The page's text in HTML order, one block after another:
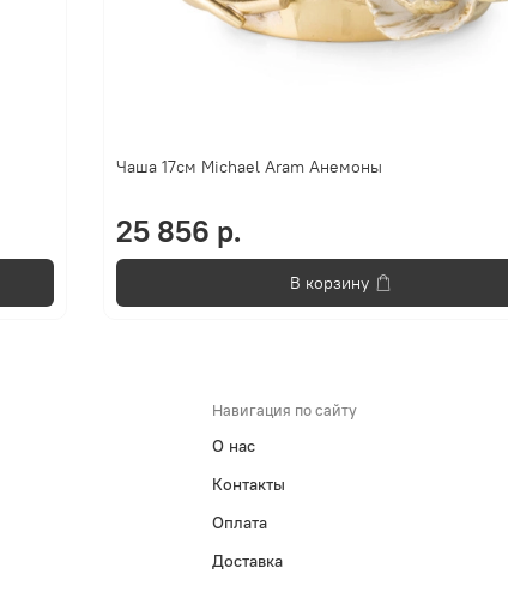
Чаша 17см Michael Aram Анемоны
25 856 р.
В корзину
Навигация по сайту
О нас
Контакты
Оплата
Доставка